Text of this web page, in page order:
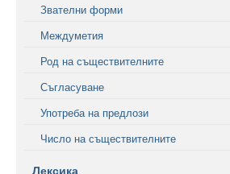
Звателни форми
Междуметия
Род на съществителните
Съгласуване
Употреба на предлози
Число на съществителните
Лексика